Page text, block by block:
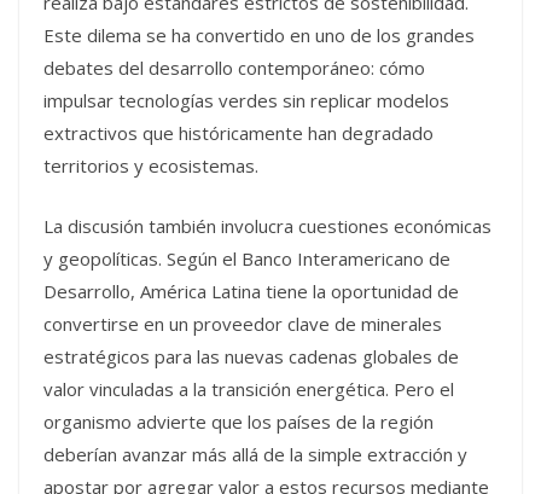
Este dilema se ha convertido en uno de los grandes
debates del desarrollo contemporáneo: cómo
impulsar tecnologías verdes sin replicar modelos
extractivos que históricamente han degradado
territorios y ecosistemas.
La discusión también involucra cuestiones económicas
y geopolíticas. Según el Banco Interamericano de
Desarrollo, América Latina tiene la oportunidad de
convertirse en un proveedor clave de minerales
estratégicos para las nuevas cadenas globales de
valor vinculadas a la transición energética. Pero el
organismo advierte que los países de la región
deberían avanzar más allá de la simple extracción y
apostar por agregar valor a estos recursos mediante